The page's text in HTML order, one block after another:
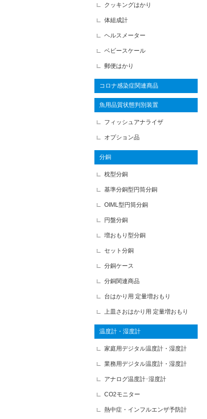
クッキングはかり
体組成計
ヘルスメーター
ベビースケール
郵便はかり
コロナ感染症関連商品
魚用品質状態判別装置
フィッシュアナライザ
オプション品
分銅
枕型分銅
基準分銅型円筒分銅
OIML型円筒分銅
円盤分銅
増おもり型分銅
セット分銅
分銅ケース
分銅関連商品
台はかり用 定量増おもり
上皿さおはかり用 定量増おもり
温度計・湿度計
家庭用デジタル温度計・湿度計
業務用デジタル温度計・湿度計
アナログ温度計･湿度計
CO2モニター
熱中症・インフルエンザ予防計